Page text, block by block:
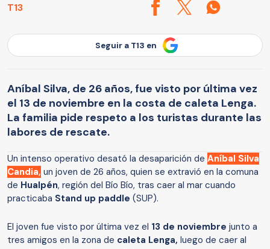
T13
Seguir a T13 en
Aníbal Silva, de 26 años, fue visto por última vez
el 13 de noviembre en la costa de caleta Lenga.
La familia pide respeto a los turistas durante las
labores de rescate.
Un intenso operativo desató la desaparición de Aníbal Silva
Candia, un joven de 26 años, quien se extravió en la comuna
de Hualpén, región del Bío Bío, tras caer al mar cuando
practicaba Stand up paddle (SUP).
El joven fue visto por última vez el 13 de noviembre junto a
tres amigos en la zona de caleta Lenga, luego de caer al